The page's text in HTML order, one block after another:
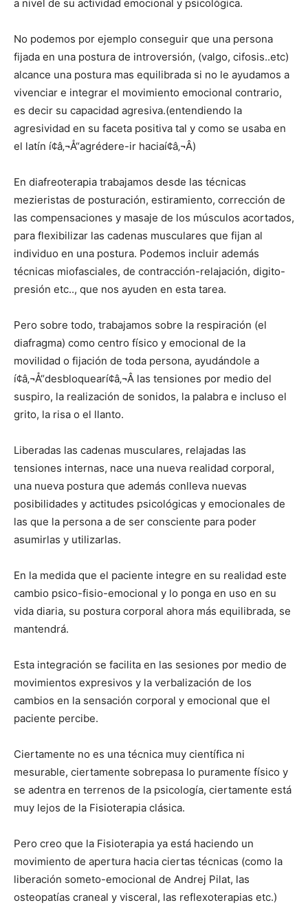
a nivel de su actividad emocional y psicológica.
No podemos por ejemplo conseguir que una persona
fijada en una postura de introversión, (valgo, cifosis..etc)
alcance una postura mas equilibrada si no le ayudamos a
vivenciar e integrar el movimiento emocional contrario,
es decir su capacidad agresiva.(entendiendo la
agresividad en su faceta positiva tal y como se usaba en
el latí­n í¢â‚¬Å“agrédere-ir haciaí¢â‚¬Â)
En diafreoterapia trabajamos desde las técnicas
mezieristas de posturación, estiramiento, corrección de
las compensaciones y masaje de los músculos acortados,
para flexibilizar las cadenas musculares que fijan al
individuo en una postura. Podemos incluir además
técnicas miofasciales, de contracción-relajación, digito-
presión etc.., que nos ayuden en esta tarea.
Pero sobre todo, trabajamos sobre la respiración (el
diafragma) como centro fí­sico y emocional de la
movilidad o fijación de toda persona, ayudándole a
í¢â‚¬Å“desbloquearí¢â‚¬Â las tensiones por medio del
suspiro, la realización de sonidos, la palabra e incluso el
grito, la risa o el llanto.
Liberadas las cadenas musculares, relajadas las
tensiones internas, nace una nueva realidad corporal,
una nueva postura que además conlleva nuevas
posibilidades y actitudes psicológicas y emocionales de
las que la persona a de ser consciente para poder
asumirlas y utilizarlas.
En la medida que el paciente integre en su realidad este
cambio psico-fisio-emocional y lo ponga en uso en su
vida diaria, su postura corporal ahora más equilibrada, se
mantendrá.
Esta integración se facilita en las sesiones por medio de
movimientos expresivos y la verbalización de los
cambios en la sensación corporal y emocional que el
paciente percibe.
Ciertamente no es una técnica muy cientí­fica ni
mesurable, ciertamente sobrepasa lo puramente fí­sico y
se adentra en terrenos de la psicologí­a, ciertamente está
muy lejos de la Fisioterapia clásica.
Pero creo que la Fisioterapia ya está haciendo un
movimiento de apertura hacia ciertas técnicas (como la
liberación someto-emocional de Andrej Pilat, las
osteopatí­as craneal y visceral, las reflexoterapias etc.)